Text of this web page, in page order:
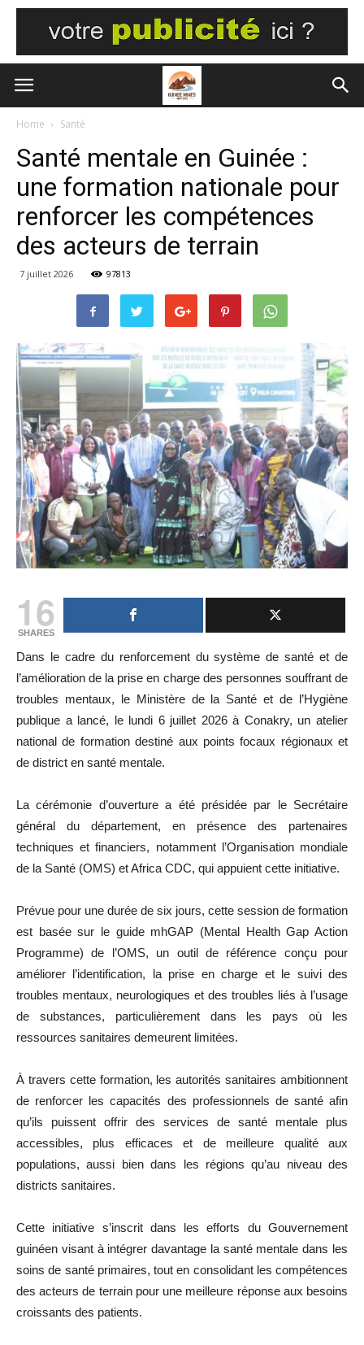
Home Santé
Santé mentale en Guinée :
une formation nationale pour
renforcer les compétences
des acteurs de terrain
7 juillet 2026 97813
16
SHARES
Dans le cadre du renforcement du système de santé et de
l’amélioration de la prise en charge des personnes souffrant de
troubles mentaux, le Ministère de la Santé et de l’Hygiène
publique a lancé, le lundi 6 juillet 2026 à Conakry, un atelier
national de formation destiné aux points focaux régionaux et
de district en santé mentale.
La cérémonie d’ouverture a été présidée par le Secrétaire
général du département, en présence des partenaires
techniques et financiers, notamment l’Organisation mondiale
de la Santé (OMS) et Africa CDC, qui appuient cette initiative.
Prévue pour une durée de six jours, cette session de formation
est basée sur le guide mhGAP (Mental Health Gap Action
Programme) de l’OMS, un outil de référence conçu pour
améliorer l’identification, la prise en charge et le suivi des
troubles mentaux, neurologiques et des troubles liés à l’usage
de substances, particulièrement dans les pays où les
ressources sanitaires demeurent limitées.
À travers cette formation, les autorités sanitaires ambitionnent
de renforcer les capacités des professionnels de santé afin
qu’ils puissent offrir des services de santé mentale plus
accessibles, plus efficaces et de meilleure qualité aux
populations, aussi bien dans les régions qu’au niveau des
districts sanitaires.
Cette initiative s’inscrit dans les efforts du Gouvernement
guinéen visant à intégrer davantage la santé mentale dans les
soins de santé primaires, tout en consolidant les compétences
des acteurs de terrain pour une meilleure réponse aux besoins
croissants des patients.